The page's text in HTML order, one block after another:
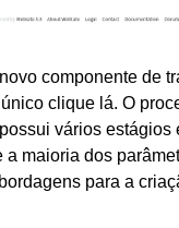
componente de
clique lá. O
vários estágios
a maioria dos
para a